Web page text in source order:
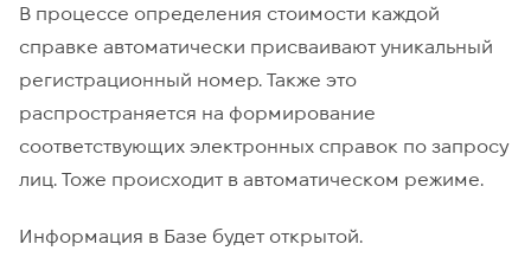
В процессе определения стоимости каждой
справке автоматически присваивают уникальный
регистрационный номер. Также это
распространяется на формирование
соответствующих электронных справок по запросу
лиц. Тоже происходит в автоматическом режиме.
Информация в Базе будет открытой.